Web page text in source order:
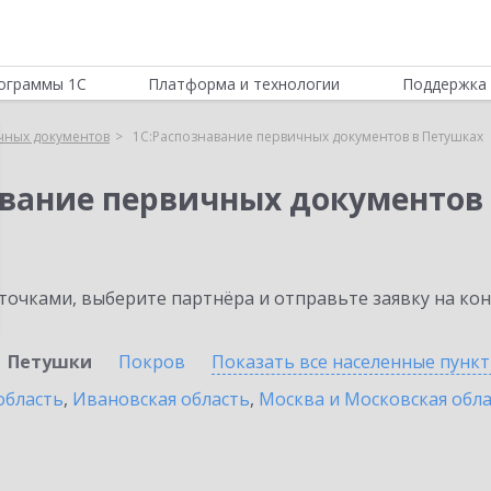
1С Платформа и технологии Поддержка
документов 1С:Распознавание первичных документов в Петушках
первичных документов
выберите партнёра и отправьте заявку на
Петушки Покров Показать все населенные
, Ивановская область, Москва и Московская